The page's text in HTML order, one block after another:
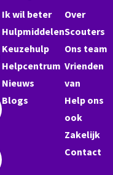
Ik wil beter
Hulpmiddelen
Keuzehulp
Helpcentrum
Nieuws
Blogs
Over
Scouters
Ons team
Vrienden
van
Help ons
ook
Zakelijk
Contact